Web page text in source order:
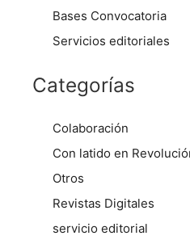
Bases Convocatoria
Servicios editoriales
Categorías
Colaboración
Con latido en
Otros
Revistas Digitales
servicio editorial